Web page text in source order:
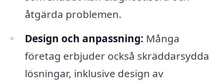
åtgärda problemen.
Design och anpassning: Många
företag erbjuder också skräddarsydda
lösningar, inklusive design av